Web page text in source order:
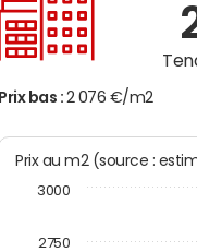
Prix bas : 2 076 €/m2
Prix au m2 (source
2750
3000